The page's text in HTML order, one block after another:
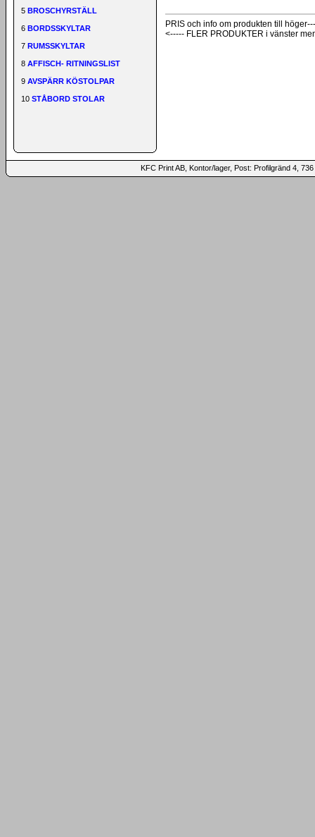
5 BROSCHYRSTÄLL
6 BORDSSKYLTAR
7 RUMSSKYLTAR
8 AFFISCH- RITNINGSLIST
9 AVSPÄRR KÖSTOLPAR
10 STÅBORD STOLAR
PRIS och info om produkten till
<----- FLER PRODUKTER i vänster
KFC Print AB, Kontor/lager, Post: Profilgränd 4,